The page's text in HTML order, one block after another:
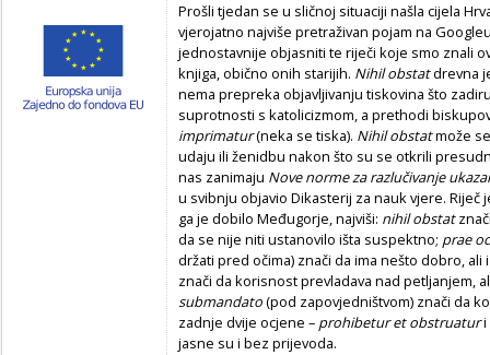
Prošli tjedan se u sličnoj situaciji našla cijela
vjerojatno najviše pretraživan pojam na
jednostavnije objasniti te riječi koje smo znali
knjiga, obično onih starijih. Nihil obstatdrevna
nema prepreka objavljivanju tiskovina što
suprotnosti s katolicizmom, a prethodi
imprimatur(neka se tiska). Nihil obstatmože
udaju ili ženidbu nakon što su se otkrili
nas zanimaju Nove norme za razlučivanje
u svibnju objavio Dikasterij za nauk vjere.
ga je dobilo Međugorje, najviši: nihil obstat
da se nije niti ustanovilo išta suspektno; prae
držati pred očima) znači da ima nešto dobro,
znači da korisnost prevladava nad petljanjem,
submandato(pod zapovjedništvom) znači da
zadnje dvije ocjene – prohibetur et obstruaturi
jasne su i bez prijevoda.